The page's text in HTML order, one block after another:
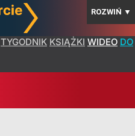
ROZWIŃ ▼
TYGODNIK KSIĄŻKI WIDEO DO